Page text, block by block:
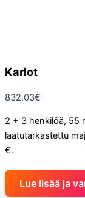
Karlot
832.03€
2 + 3 henkilöä, 55
laatutarkastettu
€.
Lue lisää ja